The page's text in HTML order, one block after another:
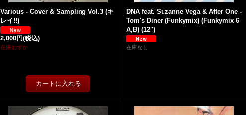
Various - Cover & Sampling Vol.3 (キ
レイ!!)
2,000円(税込)
在庫わずか
DNA feat. Suzanne Vega & After One -
Tom's Diner (Funkymix) (Funkymix 6
A,B) (12'')
在庫なし